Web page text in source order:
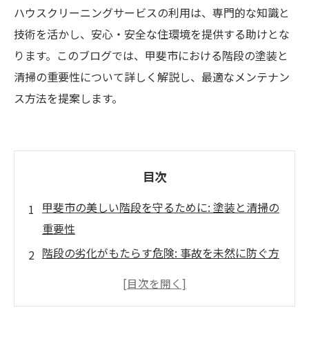
ハウスクリーニングサービスの利用は、専門的な知識と
技術を活かし、安心・安全な住環境を提供する助けとな
ります。このブログでは、甲斐市における階段の塗装と
清掃の重要性について詳しく解説し、最適なメンテナン
ス方法を提案します。
目次
甲斐市の美しい階段を守るために: 塗装と清掃の
重要性
階段の劣化がもたらす危険: 事故を未然に防ぐ方